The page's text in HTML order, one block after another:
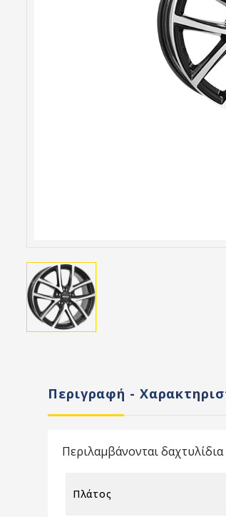
Περιγραφή -
Περιλαμβάνονται
Πλάτος